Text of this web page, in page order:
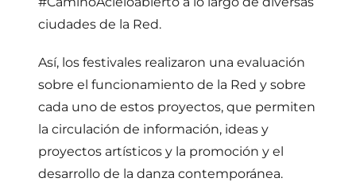
ciudades de la Red.
Así, los festivales realizaron una evaluación
sobre el funcionamiento de la Red y sobre
cada uno de estos proyectos, que permiten
la circulación de información, ideas y
proyectos artísticos y la promoción y el
desarrollo de la danza contemporánea.